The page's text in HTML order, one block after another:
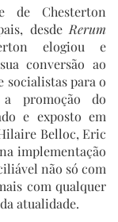
de Chesterton
desde Rerum
elogiou e
conversão ao
socialistas para o
promoção do
e exposto em
Belloc, Eric
implementação
não só com
com qualquer
atualidade.